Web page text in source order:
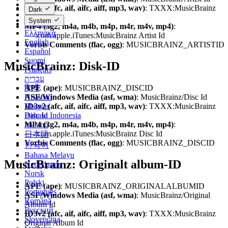
Čeština
Dansk
Deutsch
Ελληνικά
English
Español
Suomi
Français
עברית
हिन्दी
Hrvatski
Magyar
Bahasa Indonesia
Italiano
日本語
한국어
Bahasa Melayu
Nederlands
Norsk
Polski
Português
Română
Русский
Slovenčina
Dark
System
ID3v2 (afc, aif, aifc, aiff, mp3, wav): TXXX:MusicBrainz
Artist Id
MP4 (3g2, m4a, m4b, m4p, m4r, m4v, mp4):
—-:com.apple.iTunes:MusicBrainz Artist Id
Vorbis Comments (flac, ogg): MUSICBRAINZ_ARTISTID
MusicBrainz: Disk-ID
APE (ape): MUSICBRAINZ_DISCID
ASF/Windows Media (asf, wma): MusicBrainz/Disc Id
ID3v2 (afc, aif, aifc, aiff, mp3, wav): TXXX:MusicBrainz
Disc Id
MP4 (3g2, m4a, m4b, m4p, m4r, m4v, mp4):
—-:com.apple.iTunes:MusicBrainz Disc Id
Vorbis Comments (flac, ogg): MUSICBRAINZ_DISCID
MusicBrainz: Originalt album-ID
APE (ape): MUSICBRAINZ_ORIGINALALBUMID
ASF/Windows Media (asf, wma): MusicBrainz/Original
Album Id
ID3v2 (afc, aif, aifc, aiff, mp3, wav): TXXX:MusicBrainz
Original Album Id